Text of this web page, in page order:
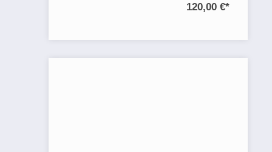
120,00 €*